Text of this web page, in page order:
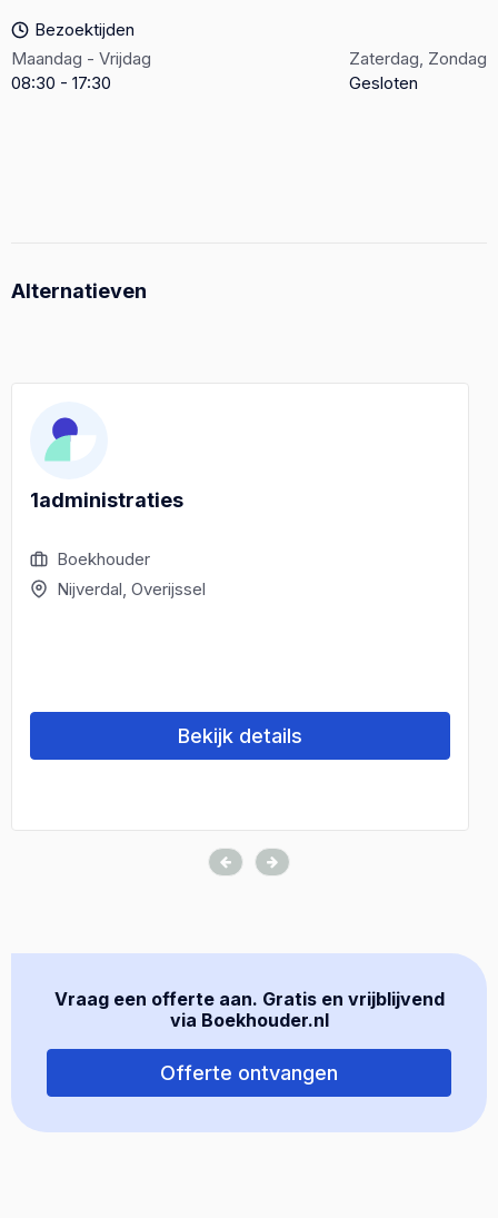
Bezoektijden
Maandag - Vrijdag
08:30 - 17:30
Zaterdag, Zondag
Gesloten
Alternatieven
1administraties
Boekhouder
Nijverdal, Overijssel
Bekijk details
Vraag een offerte aan. Gratis en vrijblijvend
via Boekhouder.nl
Offerte ontvangen